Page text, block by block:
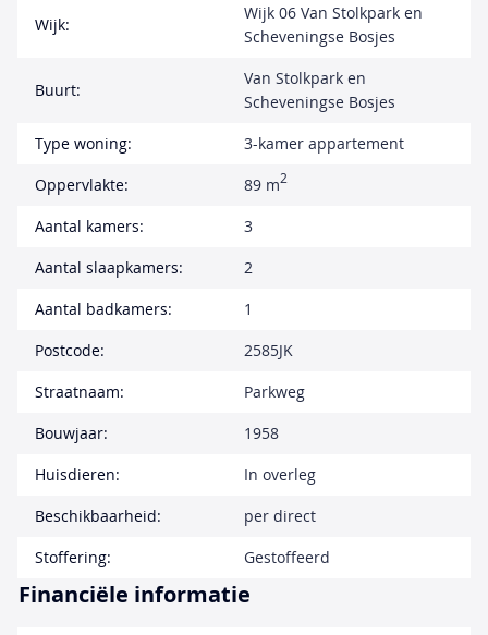
Wijk:
Wijk 06 Van Stolkpark en
Scheveningse Bosjes
Buurt:
Van Stolkpark en
Scheveningse Bosjes
Type woning:
3-kamer appartement
Oppervlakte:
89 m2
Aantal kamers:
3
Aantal slaapkamers:
2
Aantal badkamers:
1
Postcode:
2585JK
Straatnaam:
Parkweg
Bouwjaar:
1958
Huisdieren:
In overleg
Beschikbaarheid:
per direct
Stoffering:
Gestoffeerd
Financiële informatie